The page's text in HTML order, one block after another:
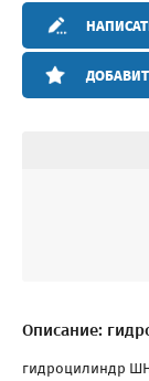
Описание:
гидроцилиндр